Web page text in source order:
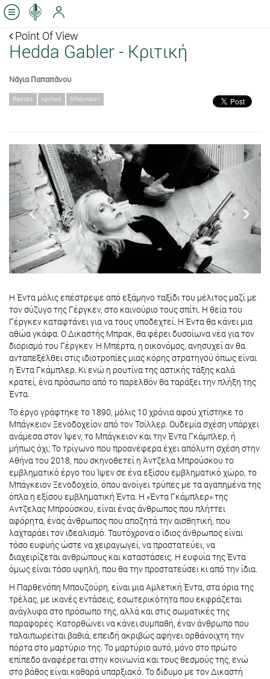
Point Of View
Ηedda Gabler - Κριτική
Νάγια Παπαπάνου
θέατρο κριτική Μπάγκειον
Previous Next
Η Έντα μόλις επέστρεψε από εξάμηνο ταξίδι του μέλιτος μαζί με
τον σύζυγο της Γέργκεν, στο καινούριο τους σπίτι. Η θεία του
Γέργκεν καταφτάνει για να τους υποδεχτεί. Η Έντα θα κάνει μια
αθώα γκάφα. Ο Δικαστής Μπρακ, θα φέρει δυσοίωνα νέα για τον
διορισμό του Γέργκεν. Η Μπέρτα, η οικονόμος, ανησυχεί αν θα
ανταπεξέλθει στις ιδιοτροπίες μιας κόρης στρατηγού όπως είναι
η Έντα Γκάμπλερ. Κι ενώ η ρουτίνα της αστικής τάξης καλά
κρατεί, ένα πρόσωπο από το παρελθόν θα ταράξει την πλήξη της
Έντα.
Το έργο γράφτηκε το 1890, μόλις 10 χρόνια αφού χτίστηκε το
Μπάγκειον Ξενοδοχείον από τον Τσίλλερ. Ουδεμία σχέση υπάρχει
ανάμεσα στον Ίψεν, το Μπάγκειον και την Έντα Γκάμπλερ, ή
μήπως όχι; Το τρίγωνο που προανέφερα έχει απόλυτη σχέση στην
Αθήνα του 2018, που σκηνοθετεί η Άντζελα Μπρούσκου το
εμβληματικό έργο του Ίψεν σε ένα εξίσου εμβληματικό χώρο, το
Μπάγκειον Ξενοδοχείο, όπου ανοίγει τρύπες με τα αγαπημένα της
όπλα η εξίσου εμβληματική Έντα. Η «Έντα Γκάμπλερ» της
Αντζελας Μπρούσκου, είναι ένας άνθρωπος που πλήττει
αφόρητα, ένας άνθρωπος που αποζητά την αισθητική, που
λαχταράει τον ιδεαλισμό. Ταυτόχρονα ο ίδιος άνθρωπος είναι
τόσο ευφυής ώστε να χειραγωγεί, να προστατεύει, να
διαχειρίζεται ανθρώπους και καταστάσεις. Η ευφυία της Έντα
όμως είναι τόσο υψηλή, που θα την προστατεύσει κι από την ίδια.
Η Παρθενόπη Μπουζούρη, είναι μια Αμλετική Έντα, στα όρια της
τρέλας, με ικανές εντάσεις, εσωτερικότητα που εκφράζεται
ανάγλυφα στο πρόσωπο της, αλλά και στις σωματικές της
παραφορές. Κατορθώνει να κάνει συμπαθή, έναν άνθρωπο που
ταλαιπωρείται βαθιά, επειδή ακριβώς αφήνει ορθάνοιχτη την
πόρτα στο μαρτύριο της. Το μαρτύριο αυτό, μόνο στο πρώτο
επίπεδο αναφέρεται στην κοινωνία και τους θεσμούς της, ενώ
στο βάθος είναι καθαρά υπαρξιακό. Το δίδυμο με τον Δικαστή